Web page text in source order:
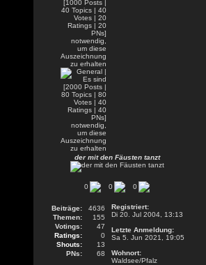
der mit den Fäusten tanzt
0 0 0
Beiträge:
4636
Themen:
155
Votings:
47
Ratings:
0
Shouts:
13
PNs:
68
Registriert:
Di 20. Jul 2004, 13:13
Letzte Anmeldung:
Sa 5. Jun 2021, 19:05
Wohnort:
Waldsee/Pfalz